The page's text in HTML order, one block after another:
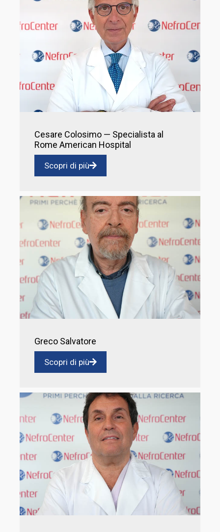
Cesare Colosimo — Specialista al
Rome American Hospital
Scopri di più
Greco Salvatore
Scopri di più